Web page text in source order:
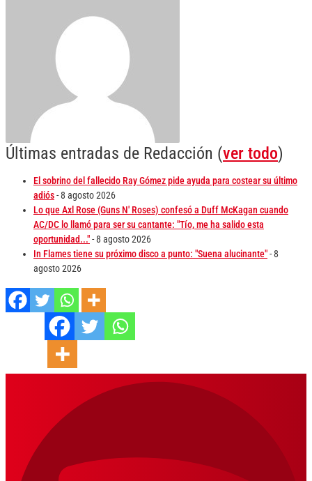
Últimas entradas de Redacción (ver todo)
El sobrino del fallecido Ray Gómez pide ayuda para costear su último
adiós- 8 agosto 2026
Lo que Axl Rose (Guns N' Roses) confesó a Duff McKagan cuando
AC/DC lo llamó para ser su cantante: "Tío, me ha salido esta
oportunidad..."- 8 agosto 2026
In Flames tiene su próximo disco a punto: "Suena alucinante"- 8
agosto 2026